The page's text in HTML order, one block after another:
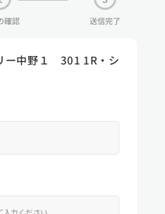
確認 送信完了
ー中野１ 301 1R・シ